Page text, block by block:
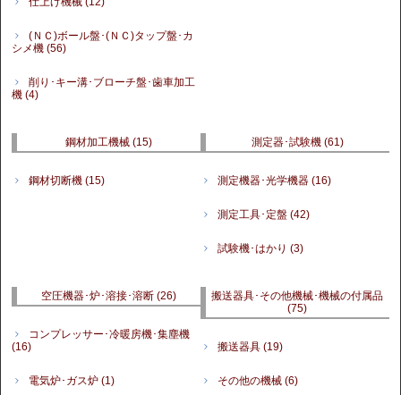
(ＮＣ)ボール盤･(ＮＣ)タップ盤･カ
シメ機(56)
削り･キー溝･ブローチ盤･歯車加工
機(4)
鋼材加工機械(15)
鋼材切断機(15)
測定器･試験機 (61)
測定機器･光学機器 (16)
測定工具･定盤 (42)
試験機･はかり (3)
空圧機器･炉･溶接･溶断(26)
コンプレッサー･冷暖房機･集塵機
(16)
電気炉･ガス炉(1)
搬送器具･その他機械･機械の付属品
(75)
搬送器具 (19)
その他の機械 (6)